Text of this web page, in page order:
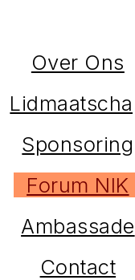
Over Ons
Sponsoring
Forum NIK
Ambassade
Contact